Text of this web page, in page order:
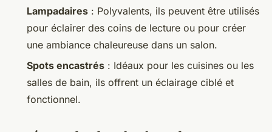
Lampadaires : Polyvalents, ils peuvent être utilisés
pour éclairer des coins de lecture ou pour créer
une ambiance chaleureuse dans un salon.
Spots encastrés : Idéaux pour les cuisines ou les
salles de bain, ils offrent un éclairage ciblé et
fonctionnel.